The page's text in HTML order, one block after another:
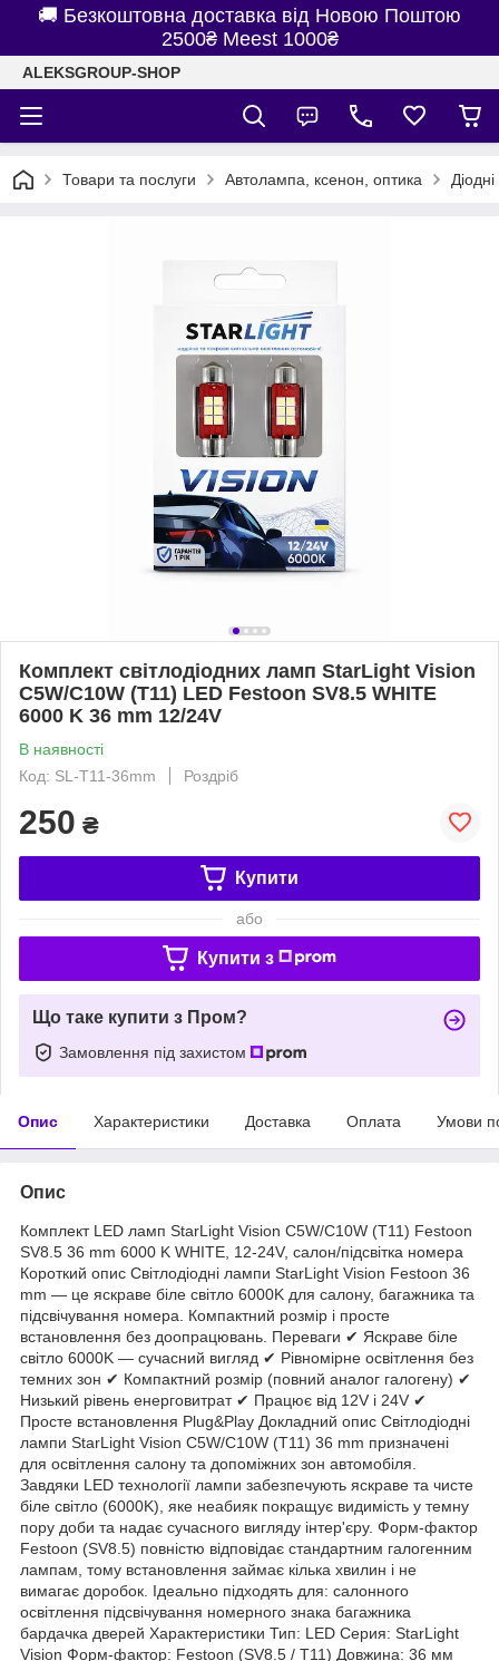
🚚 Безкоштовна доставка від Новою Поштою
2500₴ Meest 1000₴
ALEKSGROUP-SHOP
Товари та послуги Автолампа, ксенон, оптика
Комплект світлодіодних ламп StarLight Vision
C5W/C10W (T11) LED Festoon SV8.5 WHITE
6000 K 36 mm 12/24V
В наявності
Код: SL-T11-36mm
Роздріб
250 ₴
Купити
або
Купити з
Що таке купити з Пром?
Замовлення під захистом
Опис Характеристики Доставка Оплата Умови
Опис
Комплект LED ламп StarLight Vision C5W/C10W (T11) Festoon
SV8.5 36 mm 6000 K WHITE, 12-24V, салон/підсвітка номера
Короткий опис Світлодіодні лампи StarLight Vision Festoon 36
mm — це яскраве біле світло 6000K для салону, багажника та
підсвічування номера. Компактний розмір і просте
встановлення без доопрацювань. Переваги ✔ Яскраве біле
світло 6000K — сучасний вигляд ✔ Рівномірне освітлення без
темних зон ✔ Компактний розмір (повний аналог галогену) ✔
Низький рівень енерговитрат ✔ Працює від 12V і 24V ✔
Просте встановлення Plug&Play Докладний опис Світлодіодні
лампи StarLight Vision C5W/C10W (T11) 36 mm призначені
для освітлення салону та допоміжних зон автомобіля.
Завдяки LED технології лампи забезпечують яскраве та чисте
біле світло (6000K), яке неабияк покращує видимість у темну
пору доби та надає сучасного вигляду інтер'єру. Форм-фактор
Festoon (SV8.5) повністю відповідає стандартним галогенним
лампам, тому встановлення займає кілька хвилин і не
вимагає доробок. Ідеально підходять для: салонного
освітлення підсвічування номерного знака багажника
бардачка дверей Характеристики Тип: LED Серия: StarLight
Vision Форм-фактор: Festoon (SV8.5 / T11) Довжина: 36 мм